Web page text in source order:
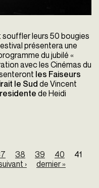
souffler leurs 50 bougies
présentera une
du jubilé «
avec les Cinémas du
les Faiseurs
le Sud de Vincent
de Heidi
38 39 40
41
› dernier »